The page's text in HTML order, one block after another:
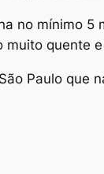
no mínimo 5
muito quente
Paulo que